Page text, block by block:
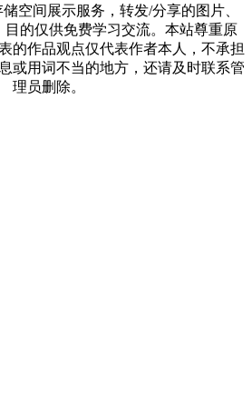
空间展示服务，转发/分享的图片、
的仅供免费学习交流。本站尊重原
的作品观点仅代表作者本人，不承担
或用词不当的地方，还请及时联系管
理员删除。